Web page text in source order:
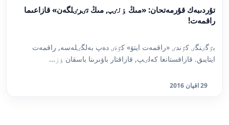
تۇردىبەك قۇرمەتحان: «مىڭ ٶلٸپ, مىڭ تٸرٸلگەن» قازاعىما
راقمەت!
بٷگٸنگٸ كٷندٸ «راقمەت ايتۋ» كٷنٸ دەپ بەلگٸلەسە, راقمەت
ايتايىق. قازاقستانعا كەلٸپ, قازاقتار باۋىرىنا باسقان ٶز...
29 اقپان 2016